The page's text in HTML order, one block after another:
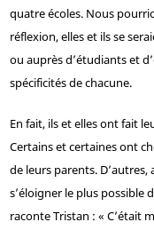
quatre écoles. Nous
réflexion, elles et ils se
ou auprès d’étudiants et
spécificités de chacune.
En fait, ils et elles ont fait
Certains et certaines ont
de leurs parents.
s’éloigner le plus possible
raconte Tristan : « C’était